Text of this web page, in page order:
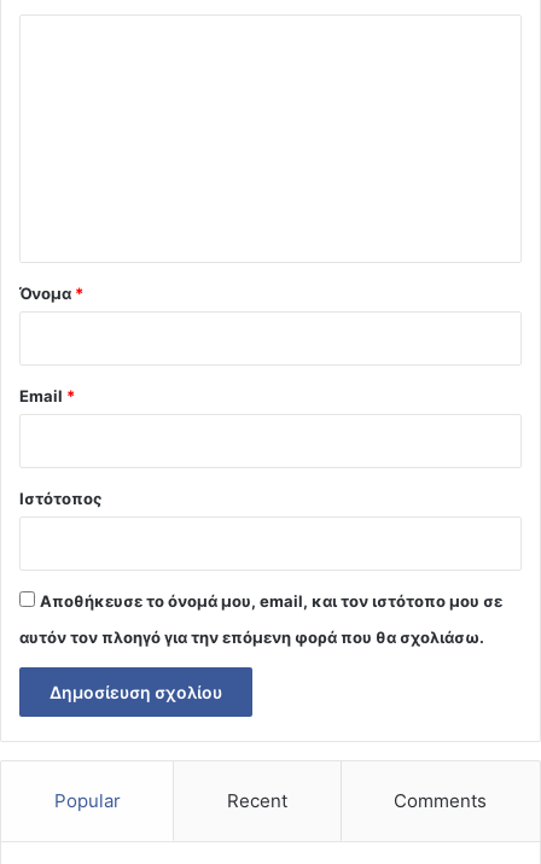
Όνομα *
Email *
Ιστότοπος
Αποθήκευσε το όνομά μου, email, και τον ιστότοπο μου σε
αυτόν τον πλοηγό για την επόμενη φορά που θα σχολιάσω.
Popular Recent Comments